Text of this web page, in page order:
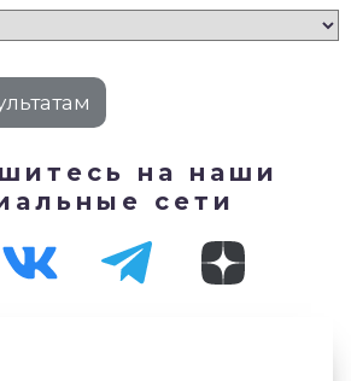
на наши
сети